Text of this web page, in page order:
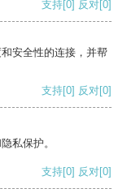
支持[0] 反对[0]
安全性的连接，并帮
支持[0] 反对[0]
私保护。
支持[0] 反对[0]